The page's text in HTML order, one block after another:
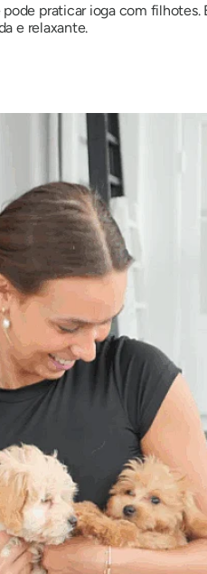
praticar ioga com
e relaxante.